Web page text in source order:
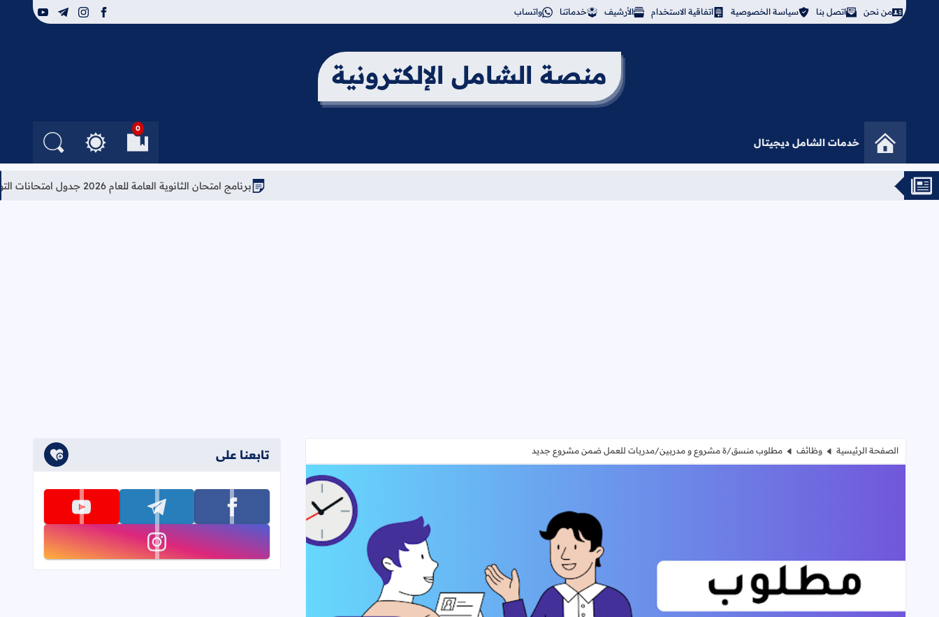
من نحن اتصل بنا سياسة الخصوصية اتفاقية الاستخدام الأرشيف خدماتنا واتساب
facebook
instagram
telegram
youtube
منصة الشامل الإلكترونية
خدمات الشامل ديجيتال
0
العلامات المرجعيةالتغيير بين الوضع
البحث في
برنامج امتحان الثانوية العامة للعام 2026 جدول امتحانات التوجيهي 2026
الصفحة الرئيسية وظائف مطلوب منسق/ة مشروع و مدربين/مدربات للعمل ضمن مشروع جديد تابعنا على
تابعنا على facebook تابعنا على telegram تابعنا على youtube
تابعنا على instagram